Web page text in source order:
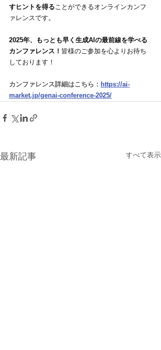
すヒントを得る ことができるオンラインカンフ
ァレンスです。
2025年、もっとも早く生成AIの最前線を学べる
カンファレンス！ 皆様のご参加を心よりお待ち
しております！
カンファレンス詳細はこちら： https://ai-
market.jp/genai-conference-2025/
最新記事 すべて表示